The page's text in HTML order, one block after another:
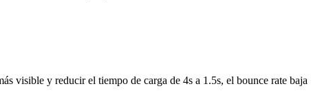
visible y reducir el tiempo de carga de 4s a 1.5s, el bounce rate baja